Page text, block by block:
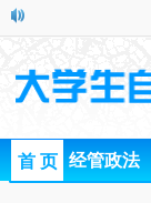
首 页 经管政法